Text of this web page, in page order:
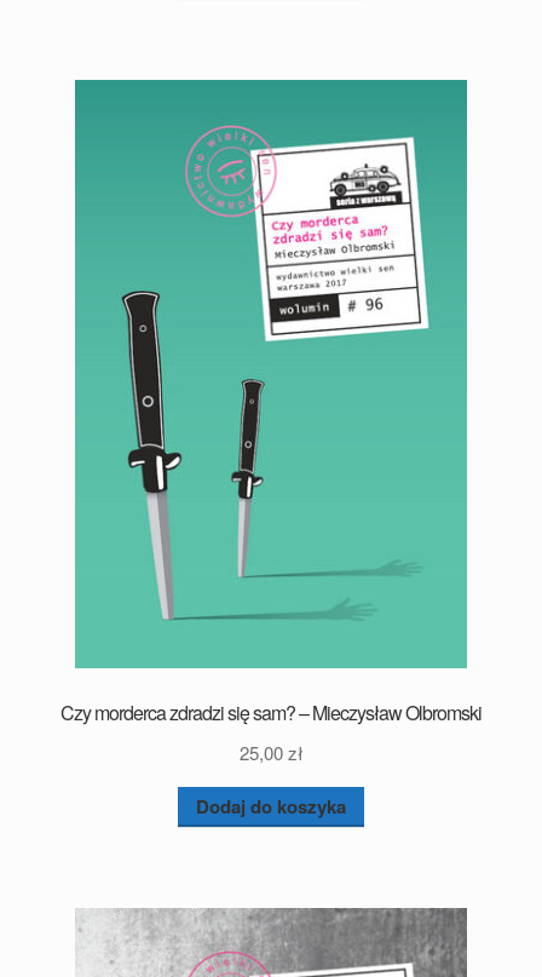
Czy morderca zdradzi się sam? – Mieczysław Olbromski
25,00zł
Dodaj do koszyka